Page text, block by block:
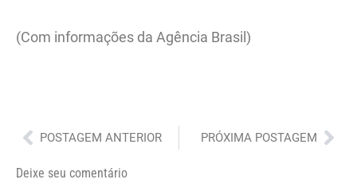
(Com informações da Agência Brasil)
Anterior
POSTAGEM ANTERIOR PRÓXIMA POSTAGEM
Deixe seu comentário